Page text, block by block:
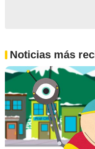
Noticias más